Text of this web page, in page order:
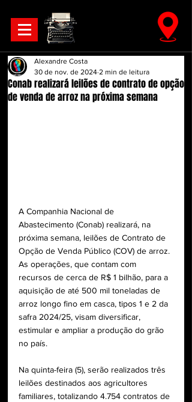
Conab realizará leilões de contrato de opção
de venda de arroz na próxima semana
Alexandre Costa
30 de nov. de 2024 2 min de leitura
A Companhia Nacional de
Abastecimento (Conab) realizará, na
próxima semana, leilões de Contrato de
Opção de Venda Público (COV) de arroz.
As operações, que contam com
recursos de cerca de R$ 1 bilhão, para a
aquisição de até 500 mil toneladas de
arroz longo fino em casca, tipos 1 e 2 da
safra 2024/25, visam diversificar,
estimular e ampliar a produção do grão
no país.
Na quinta-feira (5), serão realizados três
leilões destinados aos agricultores
familiares, totalizando 4.754 contratos de